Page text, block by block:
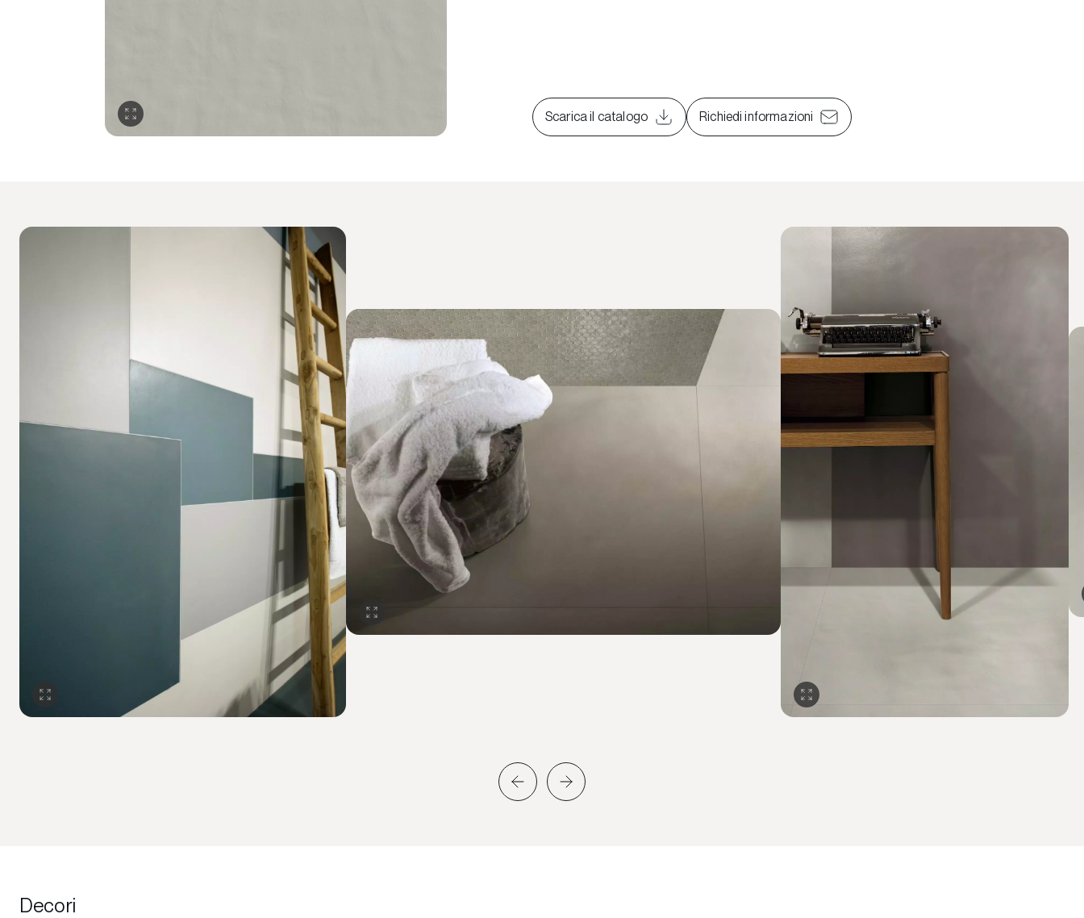
Scarica il catalogo Richiedi informazioni
Decori